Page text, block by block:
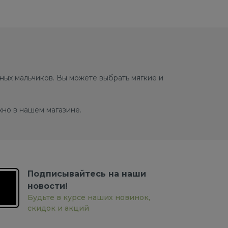
мальчиков. Вы можете выбрать мягкие и
в нашем магазине.
Подписывайтесь на наши
новости!
Будьте в курсе наших новинок,
скидок и акций